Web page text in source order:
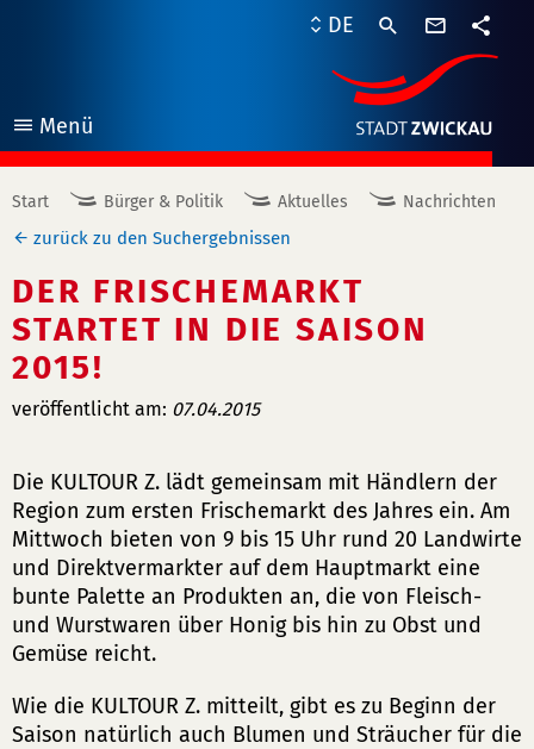
Menü
öffnen
DE
Start Bürger & Politik Aktuelles Nachrichten
zurück zu den Suchergebnissen
DER FRISCHEMARKT
STARTET IN DIE SAISON
2015!
veröffentlicht am: 07.04.2015
Die KULTOUR Z. lädt gemeinsam mit Händlern der
Region zum ersten Frischemarkt des Jahres ein. Am
Mittwoch bieten von 9 bis 15 Uhr rund 20 Landwirte
und Direktvermarkter auf dem Hauptmarkt eine
bunte Palette an Produkten an, die von Fleisch-
und Wurstwaren über Honig bis hin zu Obst und
Gemüse reicht.
Wie die KULTOUR Z. mitteilt, gibt es zu Beginn der
Saison natürlich auch Blumen und Sträucher für die